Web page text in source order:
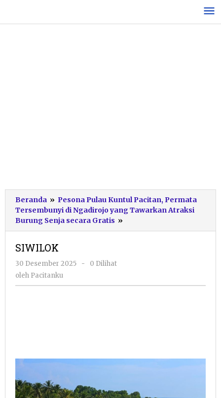
konten
Beranda » Pesona Pulau Kuntul Pacitan, Permata
Tersembunyi di Ngadirojo yang Tawarkan Atraksi
Burung Senja secara Gratis »
SIWILOK
30 Desember 2025
oleh
-
0 Dilihat
oleh Pacitanku